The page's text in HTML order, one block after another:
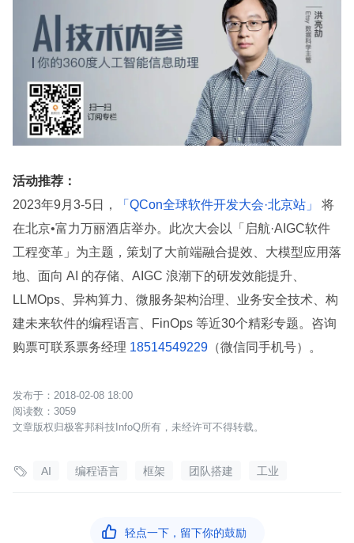
活动推荐：
2023年9月3-5日，
「QCon全球软件开发大会·北京站」
将
在北京•富力万丽酒店举办。此次大会以「启航·AIGC软件
工程变革」为主题，策划了大前端融合提效、大模型应用落
地、面向 AI 的存储、AIGC 浪潮下的研发效能提升、
LLMOps、异构算力、微服务架构治理、业务安全技术、构
建未来软件的编程语言、FinOps 等近30个精彩专题。咨询
购票可联系票务经理 18514549229 （微信同手机号）。
2018-02-08 18:00
3059
文章版权归极客邦科技InfoQ所有，未经许可不得转载。
 AI 编程语言 框架 团队搭建 工业
 轻点一下，留下你的鼓励